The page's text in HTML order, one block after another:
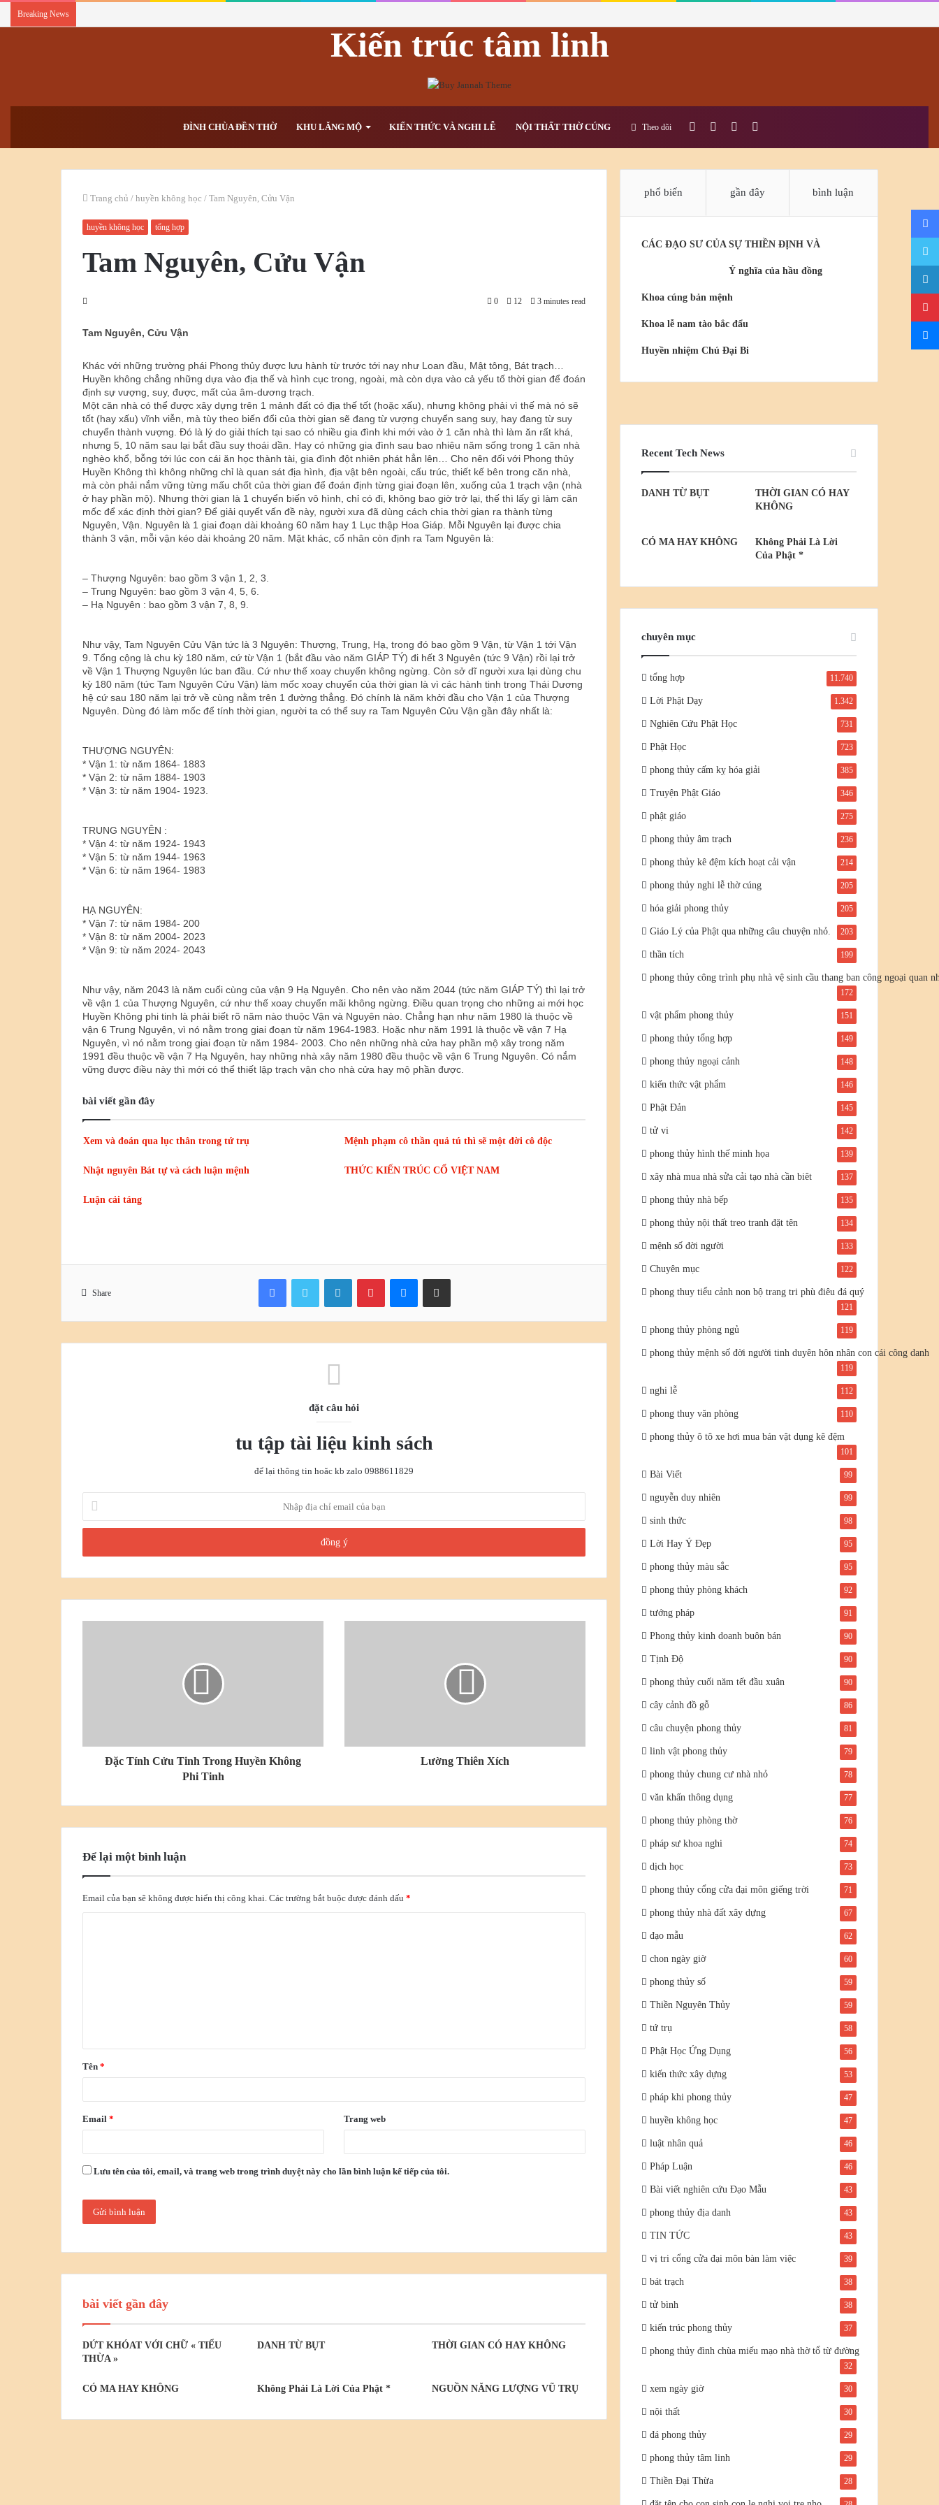
Breaking News
Kiến trúc tâm linh
ĐÌNH CHÙA ĐỀN THỜ KHU LĂNG MỘ KIẾN THỨC VÀ NGHI LỄ NỘI THẤT THỜ CÚNG
kiếm
Switch
skin
Sidebar
viết
Theo dõi
Trang chủ / huyền không học / Tam Nguyên, Cửu Vận
huyền không học tổng hợp
Tam Nguyên, Cửu Vận
0 12 3 minutes read
Tam Nguyên, Cửu Vận
Khác với những trường phái Phong thủy được lưu hành từ trước tới nay như Loan đầu, Mật tông, Bát trạch…
Huyền không chẳng những dựa vào địa thế và hình cục trong, ngoài, mà còn dựa vào cả yếu tố thời gian để đoán
định sự vượng, suy, được, mất của âm-dương trạch.
Một căn nhà có thể được xây dựng trên 1 mảnh đất có địa thế tốt (hoặc xấu), nhưng không phải vì thế mà nó sẽ
tốt (hay xấu) vĩnh viễn, mà tùy theo biến đổi của thời gian sẽ đang từ vượng chuyển sang suy, hay đang từ suy
chuyển thành vượng. Đó là lý do giải thích tại sao có nhiều gia đình khi mới vào ở 1 căn nhà thì làm ăn rất khá,
nhưng 5, 10 năm sau lại bắt đầu suy thoái dần. Hay có những gia đình sau bao nhiêu năm sống trong 1 căn nhà
nghèo khổ, bỗng tới lúc con cái ăn học thành tài, gia đình đột nhiên phát hẳn lên… Cho nên đối với Phong thủy
Huyền Không thì không những chỉ là quan sát địa hình, địa vật bên ngoài, cấu trúc, thiết kế bên trong căn nhà,
mà còn phải nắm vững từng mấu chốt của thời gian để đoán định từng giai đoạn lên, xuống của 1 trạch vận (nhà
ở hay phần mộ). Nhưng thời gian là 1 chuyển biến vô hình, chỉ có đi, không bao giờ trở lại, thế thì lấy gì làm căn
mốc để xác định thời gian? Để giải quyết vấn đề này, người xưa đã dùng cách chia thời gian ra thành từng
Nguyên, Vận. Nguyên là 1 giai đoạn dài khoảng 60 năm hay 1 Lục thập Hoa Giáp. Mỗi Nguyên lại được chia
thành 3 vận, mỗi vận kéo dài khoảng 20 năm. Mặt khác, cổ nhân còn định ra Tam Nguyên là:
– Thượng Nguyên: bao gồm 3 vận 1, 2, 3.
– Trung Nguyên: bao gồm 3 vận 4, 5, 6.
– Hạ Nguyên : bao gồm 3 vận 7, 8, 9.
Như vậy, Tam Nguyên Cửu Vận tức là 3 Nguyên: Thượng, Trung, Hạ, trong đó bao gồm 9 Vận, từ Vận 1 tới Vận
9. Tổng cộng là chu kỳ 180 năm, cứ từ Vận 1 (bắt đầu vào năm GIÁP TÝ) đi hết 3 Nguyên (tức 9 Vận) rồi lại trở
về Vận 1 Thượng Nguyên lúc ban đầu. Cứ như thế xoay chuyển không ngừng. Còn sở dĩ người xưa lại dùng chu
kỳ 180 năm (tức Tam Nguyên Cửu Vận) làm mốc xoay chuyển của thời gian là vì các hành tinh trong Thái Dương
hệ cứ sau 180 năm lại trở về cùng nằm trên 1 đường thẳng. Đó chính là năm khởi đầu cho Vận 1 của Thượng
Nguyên. Dùng đó làm mốc để tính thời gian, người ta có thể suy ra Tam Nguyên Cửu Vận gần đây nhất là:
THƯỢNG NGUYÊN:
* Vận 1: từ năm 1864- 1883
* Vận 2: từ năm 1884- 1903
* Vận 3: từ năm 1904- 1923.
TRUNG NGUYÊN :
* Vận 4: từ năm 1924- 1943
* Vận 5: từ năm 1944- 1963
* Vận 6: từ năm 1964- 1983
HẠ NGUYÊN:
* Vận 7: từ năm 1984- 200
* Vận 8: từ năm 2004- 2023
* Vận 9: từ năm 2024- 2043
Như vậy, năm 2043 là năm cuối cùng của vận 9 Hạ Nguyên. Cho nên vào năm 2044 (tức năm GIÁP TÝ) thì lại trở
về vận 1 của Thượng Nguyên, cứ như thế xoay chuyển mãi không ngừng. Điều quan trọng cho những ai mới học
Huyền Không phi tinh là phải biết rõ năm nào thuộc Vận và Nguyên nào. Chẳng hạn như năm 1980 là thuộc về
vận 6 Trung Nguyên, vì nó nằm trong giai đoạn từ năm 1964-1983. Hoặc như năm 1991 là thuộc về vận 7 Hạ
Nguyên, vì nó nằm trong giai đoạn từ năm 1984- 2003. Cho nên những nhà cửa hay phần mộ xây trong năm
1991 đều thuộc về vận 7 Hạ Nguyên, hay những nhà xây năm 1980 đều thuộc về vận 6 Trung Nguyên. Có nắm
vững được điều này thì mới có thể thiết lập trạch vận cho nhà cửa hay mộ phần được.
bài viết gần đây
Xem và đoán qua lục thân trong tứ trụ Mệnh phạm cô thần quả tú thì sẽ một đời cô độc
Nhật nguyên Bát tự và cách luận mệnh THỨC KIẾN TRÚC CỔ VIỆT NAM
Luận cải táng
Share
FacebookTwitter LinkedInPinterestMessengerchia sẻ email
đặt câu hỏi
tu tập tài liệu kinh sách
để lại thông tin hoăc kb zalo 0988611829
địa
chỉ
của
Đặc Tính Cửu Tinh Trong Huyền Không
Phi Tinh
Lường Thiên Xích
Để lại một bình luận
Email của bạn sẽ không được hiển thị công khai. Các trường bắt buộc được đánh dấu *
Tên *
Email * Trang web
Lưu tên của tôi, email, và trang web trong trình duyệt này cho lần bình luận kế tiếp của tôi.
bài viết gần đây
DỨT KHÓAT VỚI CHỮ « TIỂU
THỪA »
DANH TỪ BỤT THỜI GIAN CÓ HAY KHÔNG
CÓ MA HAY KHÔNG Không Phải Là Lời Của Phật * NGUỒN NĂNG LƯỢNG VŨ TRỤ
phổ biến gần đây bình luận
CÁC ĐẠO SƯ CỦA SỰ THIỀN ĐỊNH VÀ
Ý nghĩa của hầu đồng
Khoa cúng bản mệnh
Khoa lễ nam tào bắc đẩu
Huyền nhiệm Chú Đại Bi
Recent Tech News
DANH TỪ BỤT
THỜI GIAN CÓ HAY
KHÔNG
CÓ MA HAY KHÔNG
Không Phải Là Lời
Của Phật *
chuyên mục
tổng hợp 11.740
Lời Phật Dạy 1.342
Nghiên Cứu Phật Học 731
Phật Học 723
phong thủy cấm kỵ hóa giải 385
Truyện Phật Giáo 346
phật giáo 275
phong thủy âm trạch 236
phong thủy kê đệm kích hoạt cải vận 214
phong thủy nghi lễ thờ cúng 205
hóa giải phong thủy 205
Giáo Lý của Phật qua những câu chuyện nhỏ. 203
thần tích 199
phong thủy công trình phụ nhà vệ sinh cầu thang ban công ngoại quan
172
vật phẩm phong thủy 151
phong thủy tổng hợp 149
phong thủy ngoại cảnh 148
kiến thức vật phẩm 146
Phật Đản 145
tử vi 142
phong thủy hình thế minh họa 139
xây nhà mua nhà sửa cải tạo nhà cần biêt 137
phong thủy nhà bếp 135
phong thủy nội thất treo tranh đặt tên 134
mệnh số đời người 133
Chuyên mục 122
phong thuy tiểu cảnh non bộ trang tri phù điêu đá quý
121
phong thủy phòng ngủ 119
phong thủy mệnh số đời người tinh duyên hôn nhân con cái công danh
119
nghi lễ 112
phong thuy văn phòng 110
phong thủy ô tô xe hơi mua bán vật dụng kê đệm
101
Bài Viết 99
nguyễn duy nhiên 99
sinh thức 98
Lời Hay Ý Đẹp 95
phong thủy màu sắc 95
phong thủy phòng khách 92
tướng pháp 91
Phong thủy kinh doanh buôn bán 90
Tịnh Độ 90
phong thủy cuối năm tết đầu xuân 90
cây cảnh đồ gỗ 86
câu chuyện phong thủy 81
linh vật phong thủy 79
phong thủy chung cư nhà nhỏ 78
văn khấn thông dụng 77
phong thủy phòng thờ 76
pháp sư khoa nghi 74
dịch học 73
phong thủy cổng cửa đại môn giếng trời 71
phong thủy nhà đất xây dựng 67
đạo mẫu 62
chon ngày giờ 60
phong thủy số 59
Thiền Nguyên Thủy 59
tứ trụ 58
Phật Học Ứng Dụng 56
kiến thức xây dựng 53
pháp khi phong thủy 47
huyền không học 47
luật nhân quả 46
Pháp Luận 46
Bài viết nghiên cứu Đạo Mẫu 43
phong thủy địa danh 43
TIN TỨC 43
vị tri cổng cửa đại môn bàn làm việc 39
bát trạch 38
tử bình 38
kiến trúc phong thủy 37
phong thủy đình chùa miếu mạo nhà thờ tổ từ đường
32
xem ngày giờ 30
nội thất 30
đá phong thủy 29
phong thủy tâm linh 29
Thiền Đại Thừa 28